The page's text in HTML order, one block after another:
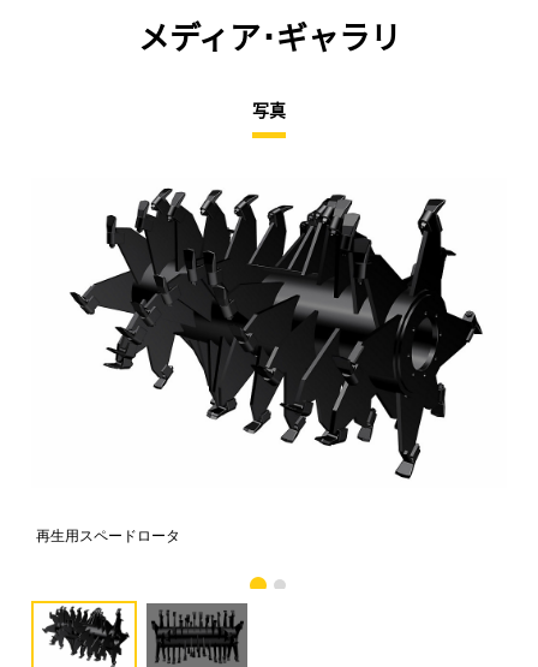
メディア･ギャラリ
写真
再生用スペードロータ